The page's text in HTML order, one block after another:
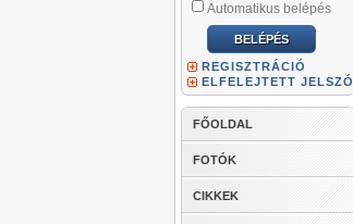
Automatikus belépés
REGISZTRÁCIÓ
ELFELEJTETT JELSZÓ
FŐOLDAL
FOTÓK
CIKKEK